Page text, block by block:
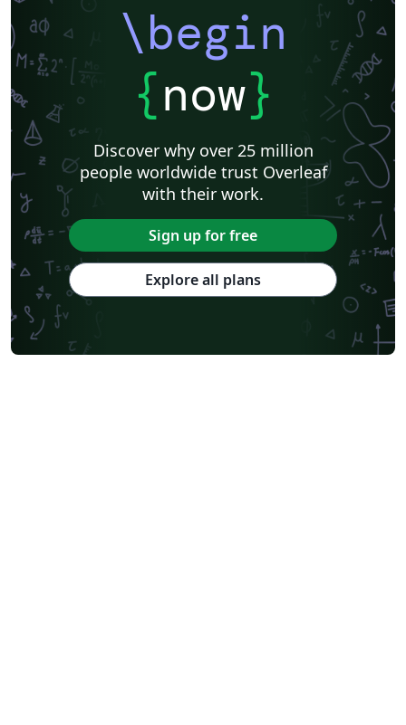
\begin
{now}
Discover why over 25 million
people worldwide trust Overleaf
with their work.
Sign up for free
Explore all plans